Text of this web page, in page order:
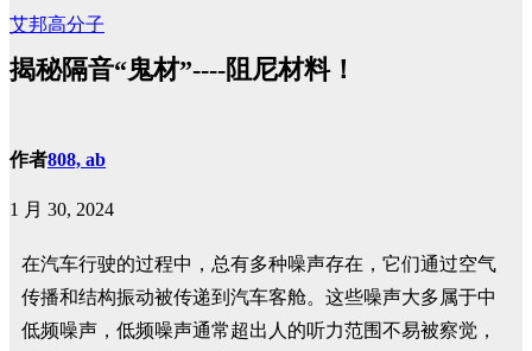
艾邦高分子
揭秘隔音“鬼材”----阻尼材料！
作者808, ab
1 月 30, 2024
在汽车行驶的过程中，总有多种噪声存在，它们通过空气
传播和结构振动被传递到汽车客舱。这些噪声大多属于中
低频噪声，低频噪声通常超出人的听力范围不易被察觉，